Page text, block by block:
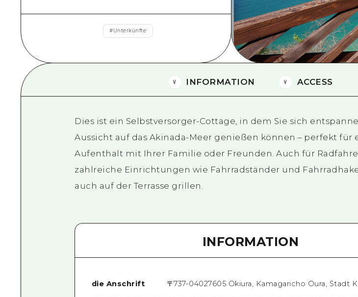
#Unterkünfte
INFORMATION ACCESS
Dies ist ein Selbstversorger-Cottage, in dem Sie sich
Aussicht auf das Akinada-Meer genießen können – perfekt für
Aufenthalt mit Ihrer Familie oder Freunden. Auch für
zahlreiche Einrichtungen wie Fahrradständer und
auch auf der Terrasse grillen.
INFORMATION
die Anschrift 〒737-04027605 Okiura, Kamagaricho Oura, Stadt